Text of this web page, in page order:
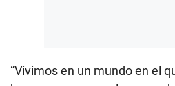
“Vivimos en un mundo en el